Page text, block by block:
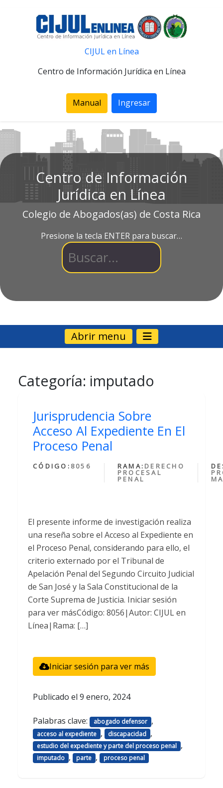
CIJUL en Línea
Centro de Información Jurídica en Línea
Manual Ingresar
Centro de Información
Jurídica en Línea
Colegio de Abogados(as) de Costa Rica
Presione la tecla ENTER para buscar…
Abrir menu
Categoría: imputado
Jurisprudencia Sobre
Acceso Al Expediente En El
Proceso Penal
CÓDIGO: 8056 RAMA: DERECHO
PROCESAL
PENAL
El presente informe de investigación realiza
una reseña sobre el Acceso al Expediente en
el Proceso Penal, considerando para ello, el
criterio externado por el Tribunal de
Apelación Penal del Segundo Circuito Judicial
de San José y la Sala Constitucional de la
Corte Suprema de Justicia. Iniciar sesión
para ver másCódigo: 8056|Autor: CIJUL en
Línea|Rama: […]
Iniciar sesión para ver más
Publicado el 9 enero, 2024
Palabras clave: abogado defensor ,
acceso al expediente , discapacidad ,
estudio del expediente y parte del proceso penal ,
imputado , parte , proceso penal